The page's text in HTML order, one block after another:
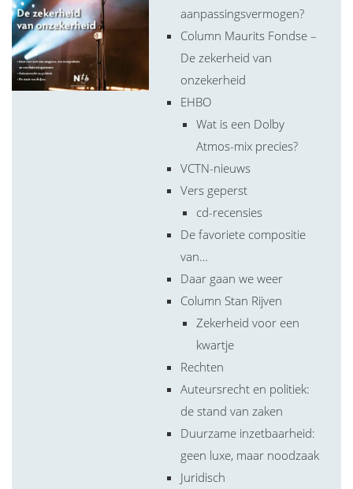
aanpassingsvermogen?
Column Maurits Fondse –
De zekerheid van
onzekerheid
EHBO
Wat is een Dolby
Atmos-mix precies?
VCTN-nieuws
Vers geperst
cd-recensies
De favoriete compositie
van…
Daar gaan we weer
Column Stan Rijven
Zekerheid voor een
kwartje
Rechten
Auteursrecht en politiek:
de stand van zaken
Duurzame inzetbaarheid:
geen luxe, maar noodzaak
Juridisch